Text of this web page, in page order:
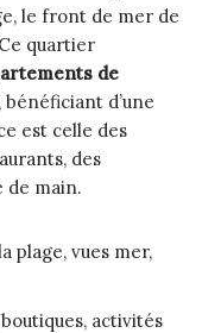
le front de mer de
quartier
de
bénéficiant d’une
est celle des
des
de main.
plage, vues mer,
activités